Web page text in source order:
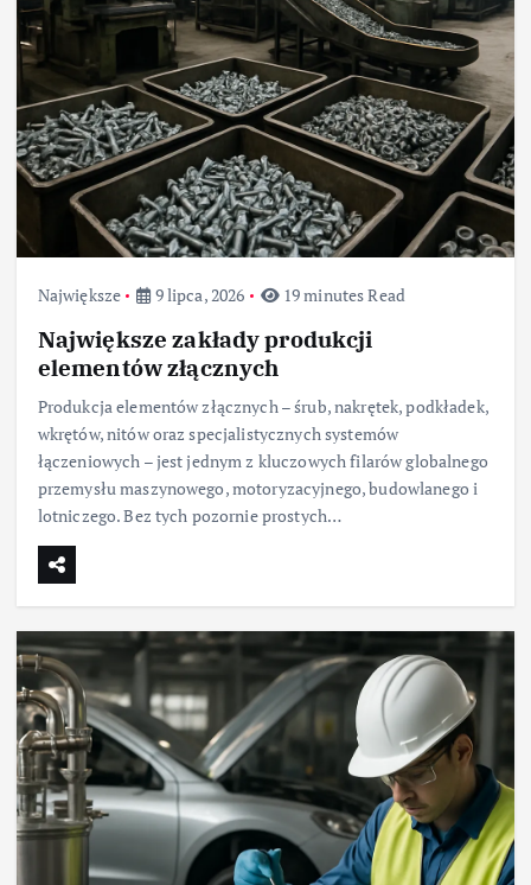
Największe 9 lipca, 2026 19 minutes Read
Największe zakłady produkcji
elementów złącznych
Produkcja elementów złącznych – śrub, nakrętek, podkładek,
wkrętów, nitów oraz specjalistycznych systemów
łączeniowych – jest jednym z kluczowych filarów globalnego
przemysłu maszynowego, motoryzacyjnego, budowlanego i
lotniczego. Bez tych pozornie prostych…